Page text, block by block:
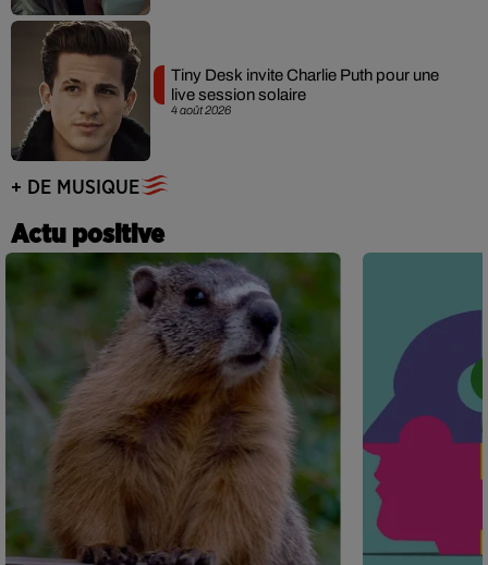
4 août 2026
Tiny Desk invite Charlie Puth pour une
live session solaire
+ DE MUSIQUE
Actu positive